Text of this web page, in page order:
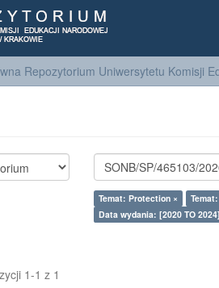
Repozytorium Uniwersytetu Komisji
Temat: Protection ×
Data wydania: [2020 TO
1-1 z 1